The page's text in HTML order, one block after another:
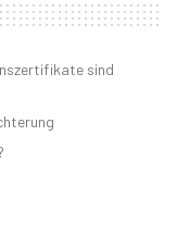
sind